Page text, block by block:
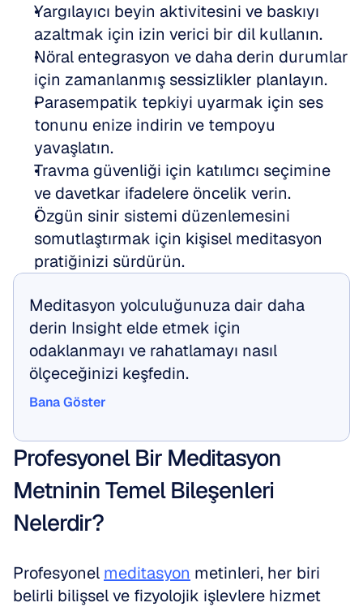
Yargılayıcı beyin aktivitesini ve baskıyı
azaltmak için izin verici bir dil kullanın.
Nöral entegrasyon ve daha derin durumlar
için zamanlanmış sessizlikler planlayın.
Parasempatik tepkiyi uyarmak için ses
tonunu enize indirin ve tempoyu
yavaşlatın.
Travma güvenliği için katılımcı seçimine
ve davetkar ifadelere öncelik verin.
Özgün sinir sistemi düzenlemesini
somutlaştırmak için kişisel meditasyon
pratiğinizi sürdürün.
Meditasyon yolculuğunuza dair daha
derin Insight elde etmek için
odaklanmayı ve rahatlamayı nasıl
ölçeceğinizi keşfedin.
Bana Göster
Profesyonel Bir Meditasyon
Metninin Temel Bileşenleri
Nelerdir?
Profesyonel meditasyon metinleri, her biri
belirli bilişsel ve fizyolojik işlevlere hizmet